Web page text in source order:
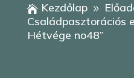
 Kezdőlap 9
Családpasztorációs
Hétvége no48”